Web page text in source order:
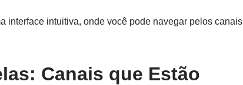
interface intuitiva, onde você pode navegar pelos canais
Canais que Estão